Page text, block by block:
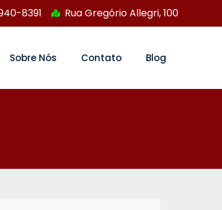
8391 Rua Gregório Allegri, 100
Sobre Nós Contato Blog